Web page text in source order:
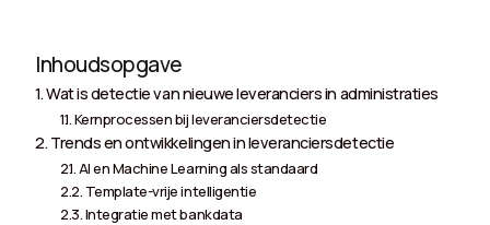
Inhoudsopgave
Wat is detectie van nieuwe leveranciers in administraties
Kernprocessen bij leveranciersdetectie
Trends en ontwikkelingen in leveranciersdetectie
AI en Machine Learning als standaard
Template-vrije intelligentie
Integratie met bankdata